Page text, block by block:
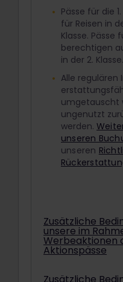
Pässe für die
für Reisen in
Klasse. Pässe
berechtigen
in der 2. Klasse.
Alle regulären
umgetauscht
ungenutzt
werden.
unseren
unseren
Zusätzliche
unsere im
Werbeaktionen
Aktionspässe
Abhängig von